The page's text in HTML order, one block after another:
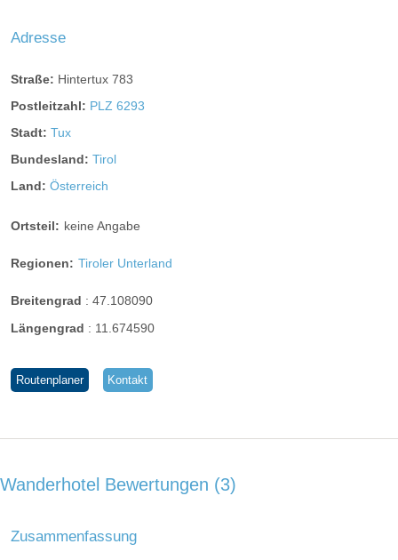
Adresse
Straße: Hintertux 783
Postleitzahl: PLZ 6293
Stadt: Tux
Bundesland: Tirol
Land: Österreich
Ortsteil: keine Angabe
Regionen: Tiroler Unterland
Breitengrad : 47.108090
Längengrad : 11.674590
Routenplaner Kontakt
Wanderhotel Bewertungen 3
Zusammenfassung